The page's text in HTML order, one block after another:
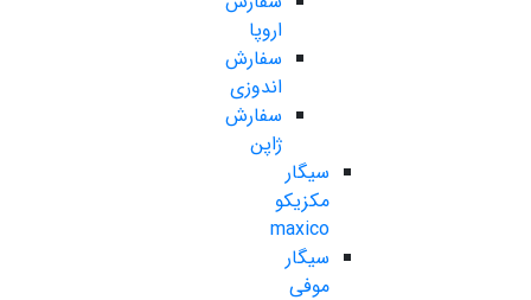
اروپا
سفارش
اندوزی
سفارش
ژاپن
سیگار
مکزیکو
maxico
سیگار
موفی